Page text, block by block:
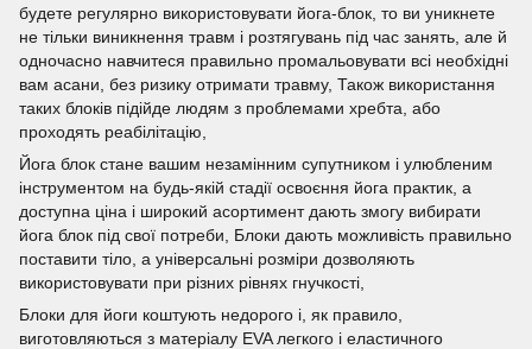
будете регулярно використовувати йога-блок, то ви уникнете
не тільки виникнення травм і розтягувань під час занять, але й
одночасно навчитеся правильно промальовувати всі необхідні
вам асани, без ризику отримати травму, Також використання
таких блоків підійде людям з проблемами хребта, або
проходять реабілітацію,
Йога блок стане вашим незамінним супутником і улюбленим
інструментом на будь-якій стадії освоєння йога практик, а
доступна ціна і широкий асортимент дають змогу вибирати
йога блок під свої потреби, Блоки дають можливість правильно
поставити тіло, а універсальні розміри дозволяють
використовувати при різних рівнях гнучкості,
Блоки для йоги коштують недорого і, як правило,
виготовляються з матеріалу EVA легкого і еластичного